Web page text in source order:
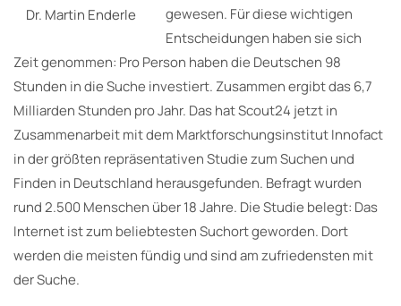
Dr. Martin Enderle
gewesen. Für diese wichtigen
Entscheidungen haben sie sich
Zeit genommen: Pro Person haben die Deutschen 98
Stunden in die Suche investiert. Zusammen ergibt das 6,7
Milliarden Stunden pro Jahr. Das hat Scout24 jetzt in
Zusammenarbeit mit dem Marktforschungs­institut Innofact
in der größten repräsentativen Studie zum Suchen und
Finden in Deutschland herausgefunden. Befragt wurden
rund 2.500 Menschen über 18 Jahre. Die Studie belegt: Das
Internet ist zum beliebtesten Suchort geworden. Dort
werden die meisten fündig und sind am zufriedensten mit
der Suche.